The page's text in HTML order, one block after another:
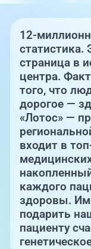
Адреса
О клинике
Блог
Новости
Пациентам
PreventAGE
+7
Единая
запись
+7
Центр
+7
жителей
12-
страница в
центра.
того, что
дорогое —
«Лотос» —
входит в
каждого
здоровы.
подарить
пациенту